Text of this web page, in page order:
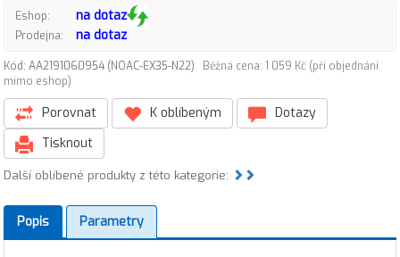
Eshop: na dotaz
Prodejna: na dotaz
Kód: AA2191060954 (NOAC-EX35-N22)
Běžná cena: 1 059 Kč (při objednání
mimo eshop)
Porovnat K oblíbeným
Dotazy
Tisknout
Další oblíbené produkty z této kategorie:
Popis Parametry